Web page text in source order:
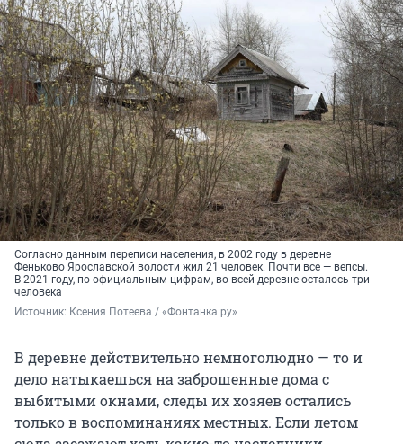
Согласно данным переписи населения, в 2002 году в деревне
Феньково Ярославской волости жил 21 человек. Почти все — вепсы.
В 2021 году, по официальным цифрам, во всей деревне осталось три
человека
Источник: Ксения Потеева / «Фонтанка.ру»
В деревне действительно немноголюдно — то и
дело натыкаешься на заброшенные дома с
выбитыми окнами, следы их хозяев остались
только в воспоминаниях местных. Если летом